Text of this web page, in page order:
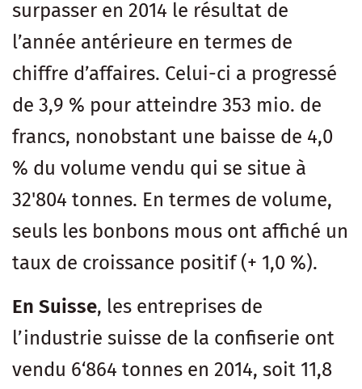
surpasser en 2014 le résultat de
l’année antérieure en termes de
chiffre d’affaires. Celui-ci a progressé
de 3,9 % pour atteindre 353 mio. de
francs, nonobstant une baisse de 4,0
% du volume vendu qui se situe à
32'804 tonnes. En termes de volume,
seuls les bonbons mous ont affiché un
taux de croissance positif (+ 1,0 %).
En Suisse, les entreprises de
l’industrie suisse de la confiserie ont
vendu 6‘864 tonnes en 2014, soit 11,8